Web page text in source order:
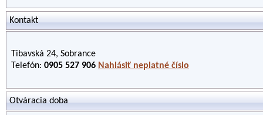
Kontakt
Tibavská 24, Sobrance
Telefón: 0905 527 906 Nahlásiť neplatné číslo
Otváracia doba